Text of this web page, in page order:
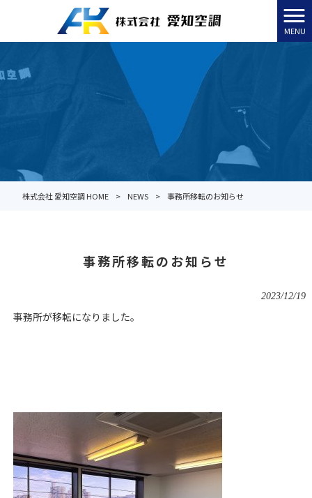
MENU
株式会社 愛知空調 HOME > NEWS > 事務所移転のお知らせ
事務所移転のお知らせ
2023/12/19
事務所が移転になりました。